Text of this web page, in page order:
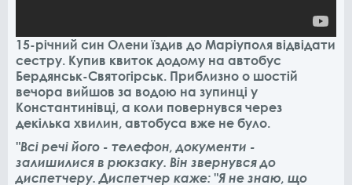
15-річний син Олени їздив до Маріуполя відвідати
сестру. Купив квиток додому на автобус
Бердянськ-Святогірськ. Приблизно о шостій
вечора вийшов за водою на зупинці у
Константинівці, а коли повернувся через
декілька хвилин, автобуса вже не було.
"Всі речі його - телефон, документи -
залишилися в рюкзаку. Він звернувся до
диспетчеру. Диспетчер каже: "Я не знаю, що